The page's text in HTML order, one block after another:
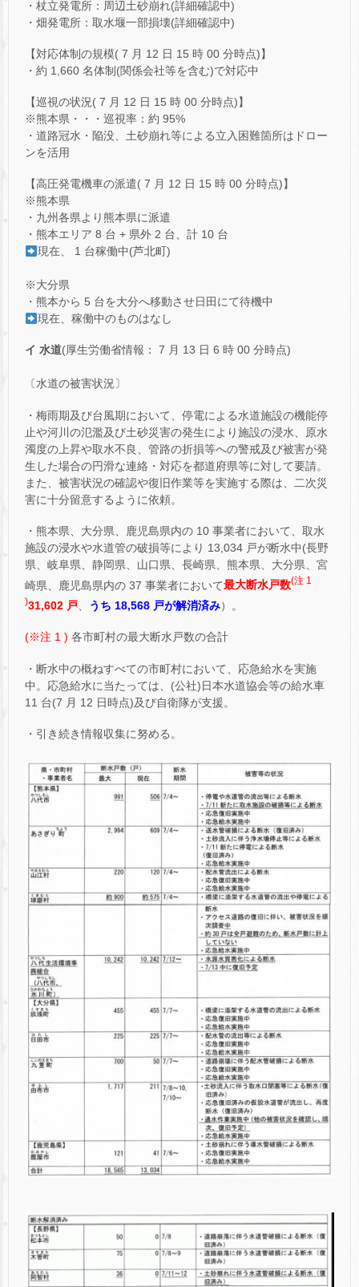
・杖立発電所：周辺土砂崩れ(詳細確認中)
・畑発電所：取水堰一部損壊(詳細確認中)
【対応体制の規模( 7 月 12 日 15 時 00 分時点)】
・約 1,660 名体制(関係会社等を含む)で対応中
【巡視の状況( 7 月 12 日 15 時 00 分時点)】
※熊本県・・・巡視率：約 95%
・道路冠水・陥没、土砂崩れ等による立入困難箇所はドロー
ンを活用
【高圧発電機車の派遣( 7 月 12 日 15 時 00 分時点)】
※熊本県
・九州各県より熊本県に派遣
・熊本エリア 8 台 + 県外 2 台、計 10 台
現在、 1 台稼働中(芦北町)
※大分県
・熊本から 5 台を大分へ移動させ日田にて待機中
現在、稼働中のものはなし
イ 水道(厚生労働省情報： 7 月 13 日 6 時 00 分時点)
〔水道の被害状況〕
・梅雨期及び台風期において、停電による水道施設の機能停
止や河川の氾濫及び土砂災害の発生により施設の浸水、原水
濁度の上昇や取水不良、管路の折損等への警戒及び被害が発
生した場合の円滑な連絡・対応を都道府県等に対して要請。
また、被害状況の確認や復旧作業等を実施する際は、二次災
害に十分留意するように依頼。
・熊本県、大分県、鹿児島県内の 10 事業者において、取水
施設の浸水や水道管の破損等により 13,034 戸が断水中(長野
県、岐阜県、静岡県、山口県、長崎県、熊本県、大分県、宮
崎県、鹿児島県内の 37 事業者において最大断水戸数(注 1
)31,602 戸 うち 18,568 戸が解消済み）。
(※注 1 ) 各市町村の最大断水戸数の合計
・断水中の概ねすべての市町村において、応急給水を実施
中。応急給水に当たっては、(公社)日本水道協会等の給水車
11 台(7 月 12 日時点)及び自衛隊が支援。
・引き続き情報収集に努める。